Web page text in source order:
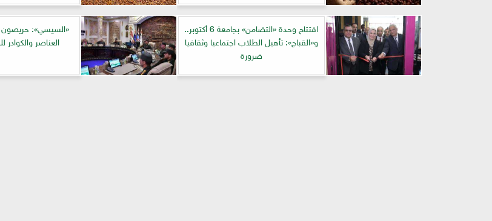
افتتاح وحدة «التضامن» بجامعة 6 أكتوبر..
و«القباج»: تأهيل الطلاب اجتماعيا وثقافيا
ضرورة
«السيسي»: حريصون
العناصر والكوادر